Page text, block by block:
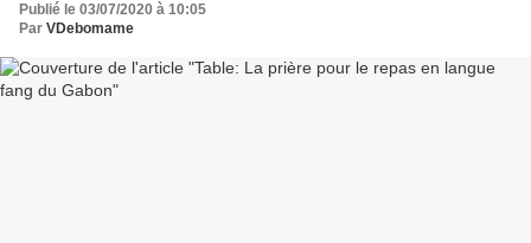
Publié le 03/07/2020 à 10:05
Par VDebomame